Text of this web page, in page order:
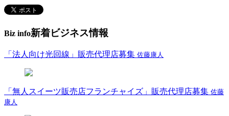
Biz info新着ビジネス情報
「法人向け光回線」販売代理店募集 佐藤康人
「無人スイーツ販売店フランチャイズ」販売代理店募集 佐藤
康人